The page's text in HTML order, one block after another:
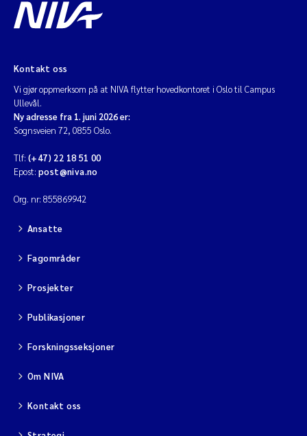
Kontakt oss
Vi gjør oppmerksom på at NIVA flytter hovedkontoret i Oslo til Campus
Ullevål.
Ny adresse fra 1. juni 2026 er:
Sognsveien 72, 0855 Oslo.
Tlf: (+47) 22 18 51 00
Epost: post@niva.no
Org. nr: 855869942
Ansatte
Fagområder
Prosjekter
Publikasjoner
Forskningsseksjoner
Om NIVA
Kontakt oss